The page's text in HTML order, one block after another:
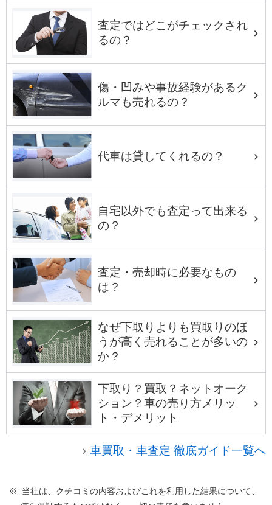
査定ではどこがチェックされ
るの？
傷・凹みや事故経験があるク
ルマも売れるの？
代車は貸してくれるの？
自宅以外でも査定って出来る
の？
査定・売却時に必要なもの
は？
なぜ下取りよりも買取りのほ
うが高く売れることが多いの
か？
下取り？買取？ネットオーク
ション？車の売り方メリッ
ト・デメリット
車買取・車査定 徹底ガイド一覧へ
※ 当社は、クチコミの内容およびこれを利用した結果について、